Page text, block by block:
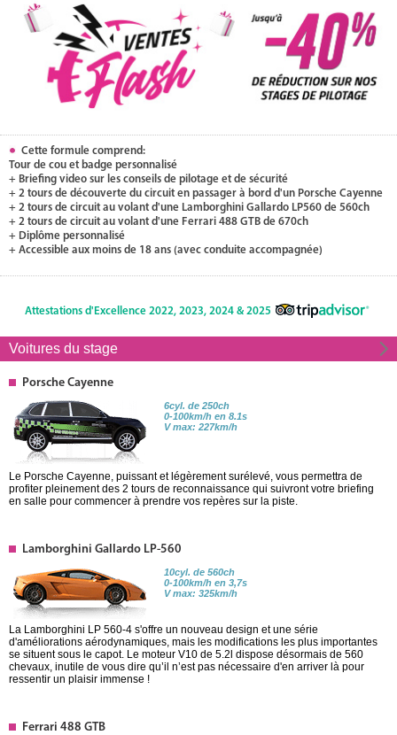
Cette formule comprend:
Tour de cou et badge personnalisé
+ Briefing video sur les conseils de pilotage et de sécurité
+ 2 tours de découverte du circuit en passager à bord d'un Porsche Cayenne
+ 2 tours de circuit au volant d'une Lamborghini Gallardo LP560 de 560ch
+ 2 tours de circuit au volant d'une Ferrari 488 GTB de 670ch
+ Diplôme personnalisé
+ Accessible aux moins de 18 ans (avec conduite accompagnée)
Attestations d'Excellence 2022, 2023, 2024 & 2025
Voitures du stage
Porsche Cayenne
6cyl. de 250ch
0-100km/h en 8.1s
V max: 227km/h
Le Porsche Cayenne, puissant et légèrement surélevé, vous permettra de
profiter pleinement des 2 tours de reconnaissance qui suivront votre briefing
en salle pour commencer à prendre vos repères sur la piste.
Lamborghini Gallardo LP-560
10cyl. de 560ch
0-100km/h en 3,7s
V max: 325km/h
La Lamborghini LP 560-4 s'offre un nouveau design et une série
d'améliorations aérodynamiques, mais les modifications les plus importantes
se situent sous le capot. Le moteur V10 de 5.2l dispose désormais de 560
chevaux, inutile de vous dire qu’il n’est pas nécessaire d'en arriver là pour
ressentir un plaisir immense !
Ferrari 488 GTB